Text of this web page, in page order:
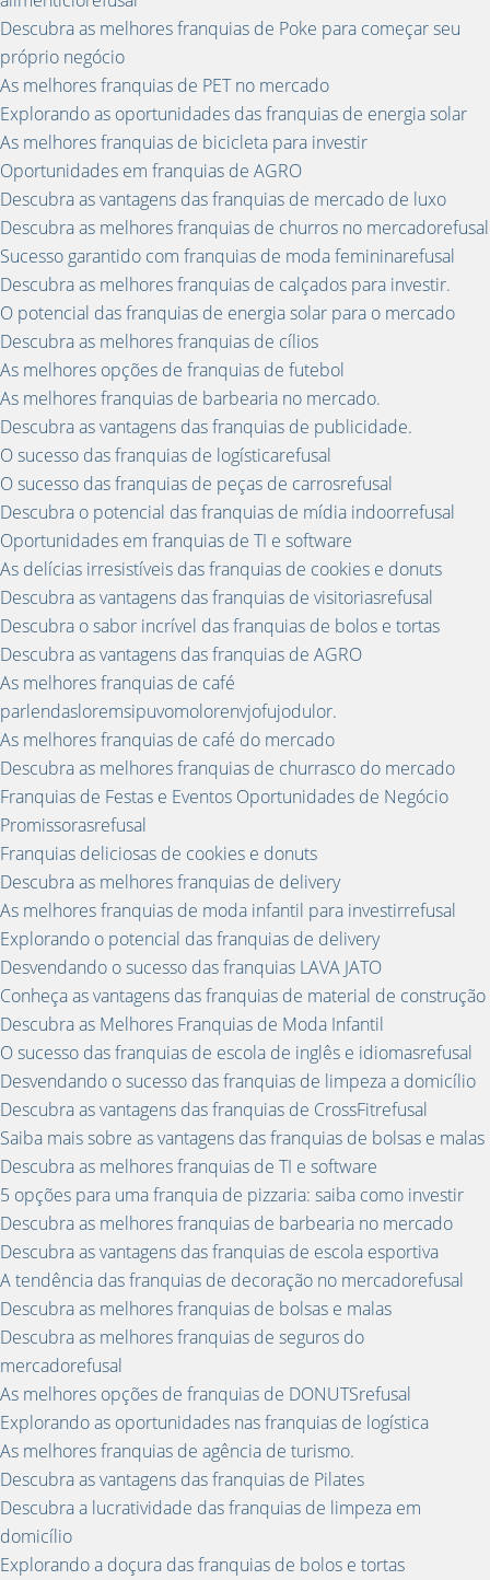
Descubra as melhores franquias de Poke para começar seu
próprio negócio
As melhores franquias de PET no mercado
Explorando as oportunidades das franquias de energia solar
As melhores franquias de bicicleta para investir
Oportunidades em franquias de AGRO
Descubra as vantagens das franquias de mercado de luxo
Descubra as melhores franquias de churros no mercadorefusal
Sucesso garantido com franquias de moda femininarefusal
Descubra as melhores franquias de calçados para investir.
O potencial das franquias de energia solar para o mercado
Descubra as melhores franquias de cílios
As melhores opções de franquias de futebol
As melhores franquias de barbearia no mercado.
Descubra as vantagens das franquias de publicidade.
O sucesso das franquias de logísticarefusal
O sucesso das franquias de peças de carrosrefusal
Descubra o potencial das franquias de mídia indoorrefusal
Oportunidades em franquias de TI e software
As delícias irresistíveis das franquias de cookies e donuts
Descubra as vantagens das franquias de visitoriasrefusal
Descubra o sabor incrível das franquias de bolos e tortas
Descubra as vantagens das franquias de AGRO
As melhores franquias de café
parlendasloremsipuvomolorenvjofujodulor.
As melhores franquias de café do mercado
Descubra as melhores franquias de churrasco do mercado
Franquias de Festas e Eventos Oportunidades de Negócio
Promissorasrefusal
Franquias deliciosas de cookies e donuts
Descubra as melhores franquias de delivery
As melhores franquias de moda infantil para investirrefusal
Explorando o potencial das franquias de delivery
Desvendando o sucesso das franquias LAVA JATO
Conheça as vantagens das franquias de material de construção
Descubra as Melhores Franquias de Moda Infantil
O sucesso das franquias de escola de inglês e idiomasrefusal
Desvendando o sucesso das franquias de limpeza a domicílio
Descubra as vantagens das franquias de CrossFitrefusal
Saiba mais sobre as vantagens das franquias de bolsas e malas
Descubra as melhores franquias de TI e software
5 opções para uma franquia de pizzaria: saiba como investir
Descubra as melhores franquias de barbearia no mercado
Descubra as vantagens das franquias de escola esportiva
A tendência das franquias de decoração no mercadorefusal
Descubra as melhores franquias de bolsas e malas
Descubra as melhores franquias de seguros do
mercadorefusal
As melhores opções de franquias de DONUTSrefusal
Explorando as oportunidades nas franquias de logística
As melhores franquias de agência de turismo.
Descubra as vantagens das franquias de Pilates
Descubra a lucratividade das franquias de limpeza em
domicílio
Explorando a doçura das franquias de bolos e tortas